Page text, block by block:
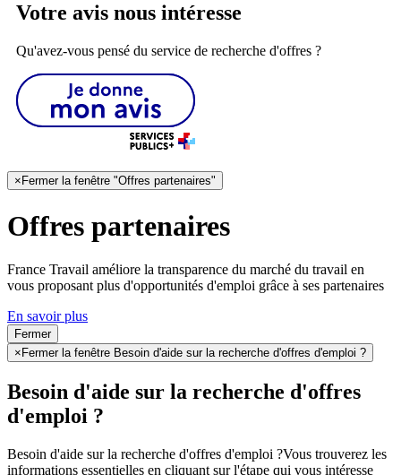
Votre avis nous intéresse
Qu'avez-vous pensé du service de recherche d'offres ?
× Fermer la fenêtre "Offres partenaires"
Offres partenaires
France Travail améliore la transparence du marché du travail en
vous proposant plus d'opportunités d'emploi grâce à ses partenaires
En savoir plus
Fermer
× Fermer la fenêtre Besoin d'aide sur la recherche d'offres d'emploi ?
Besoin d'aide sur la recherche d'offres
d'emploi ?
Besoin d'aide sur la recherche d'offres d'emploi ?Vous trouverez les
informations essentielles en cliquant sur l'étape qui vous intéresse